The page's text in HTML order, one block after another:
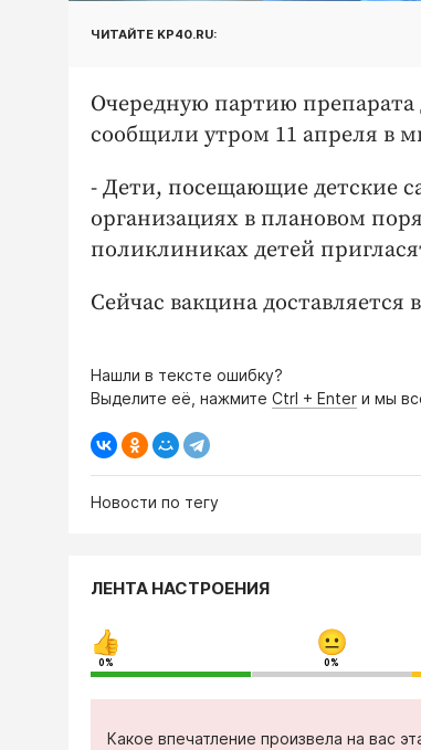
ЧИТАЙТЕ KP40.RU:
Очередную партию
сообщили утром 11 апреля в
- Дети, посещающие детские
организациях в плановом
поликлиниках детей
Сейчас вакцина
Нашли в тексте ошибку?
Выделите её, нажмите Ctrl + Enter и мы
Новости по тегу
ЛЕНТА НАСТРОЕНИЯ
0% 0%
Какое впечатление произвела на вас